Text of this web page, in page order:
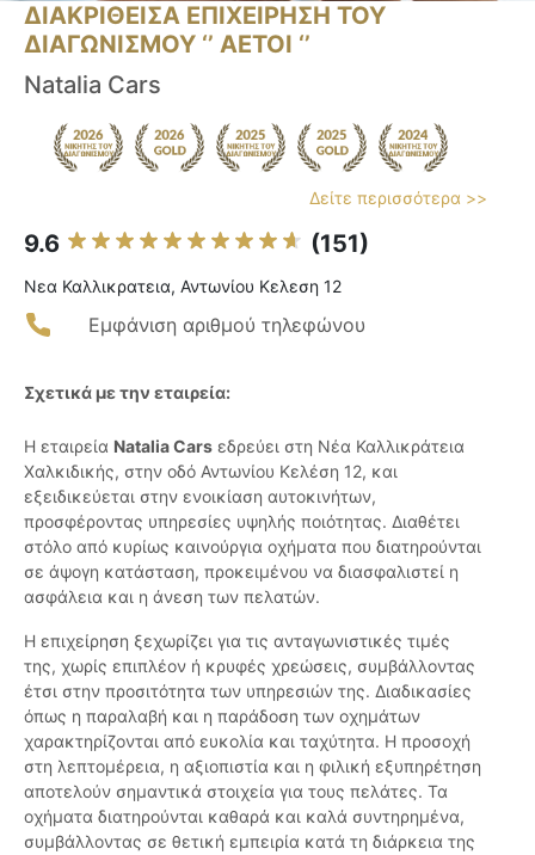
ΔΙΑΚΡΙΘΕΙΣΑ ΕΠΙΧΕΙΡΗΣΗ ΤΟΥ
ΔΙΑΓΩΝΙΣΜΟΥ ‘’ ΑΕΤΟΙ ‘’
Natalia Cars
Δείτε περισσότερα >>
9.6 (151)
Νεα Καλλικρατεια, Αντωνίου Κελεση 12
Εμφάνιση αριθμού τηλεφώνου
Σχετικά με την εταιρεία:
Η εταιρεία Natalia Cars εδρεύει στη Νέα Καλλικράτεια
Χαλκιδικής, στην οδό Αντωνίου Κελέση 12, και
εξειδικεύεται στην ενοικίαση αυτοκινήτων,
προσφέροντας υπηρεσίες υψηλής ποιότητας. Διαθέτει
στόλο από κυρίως καινούργια οχήματα που διατηρούνται
σε άψογη κατάσταση, προκειμένου να διασφαλιστεί η
ασφάλεια και η άνεση των πελατών.
Η επιχείρηση ξεχωρίζει για τις ανταγωνιστικές τιμές
της, χωρίς επιπλέον ή κρυφές χρεώσεις, συμβάλλοντας
έτσι στην προσιτότητα των υπηρεσιών της. Διαδικασίες
όπως η παραλαβή και η παράδοση των οχημάτων
χαρακτηρίζονται από ευκολία και ταχύτητα. Η προσοχή
στη λεπτομέρεια, η αξιοπιστία και η φιλική εξυπηρέτηση
αποτελούν σημαντικά στοιχεία για τους πελάτες. Τα
οχήματα διατηρούνται καθαρά και καλά συντηρημένα,
συμβάλλοντας σε θετική εμπειρία κατά τη διάρκεια της